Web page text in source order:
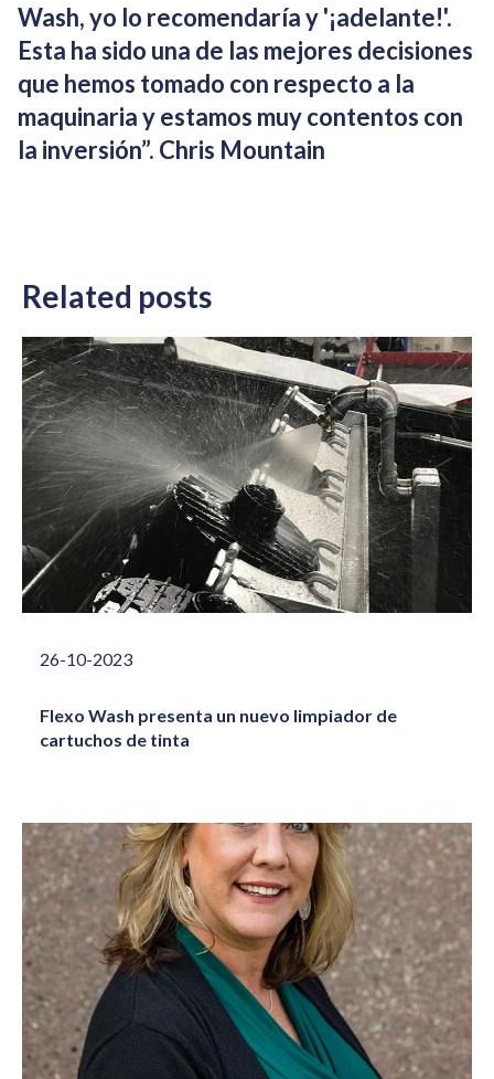
Wash, yo lo recomendaría y '¡adelante!'.
Esta ha sido una de las mejores decisiones
que hemos tomado con respecto a la
maquinaria y estamos muy contentos con
la inversión”. Chris Mountain
Related posts
26-10-2023
Flexo Wash presenta un nuevo limpiador de
cartuchos de tinta